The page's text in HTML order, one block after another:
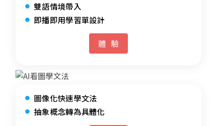
雙語情境帶入
即播即用學習單設計
體驗
圖像化快速學文法
抽象概念轉為具體化